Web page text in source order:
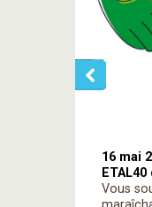
16 mai
Vous